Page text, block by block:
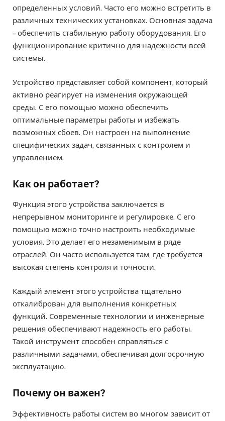
определенных условий. Часто его можно встретить в
различных технических установках. Основная задача
– обеспечить стабильную работу оборудования. Его
функционирование критично для надежности всей
системы.
Устройство представляет собой компонент, который
активно реагирует на изменения окружающей
среды. С его помощью можно обеспечить
оптимальные параметры работы и избежать
возможных сбоев. Он настроен на выполнение
специфических задач, связанных с контролем и
управлением.
Как он работает?
Функция этого устройства заключается в
непрерывном мониторинге и регулировке. С его
помощью можно точно настроить необходимые
условия. Это делает его незаменимым в ряде
отраслей. Он часто используется там, где требуется
высокая степень контроля и точности.
Каждый элемент этого устройства тщательно
откалиброван для выполнения конкретных
функций. Современные технологии и инженерные
решения обеспечивают надежность его работы.
Такой инструмент способен справляться с
различными задачами, обеспечивая долгосрочную
эксплуатацию.
Почему он важен?
Эффективность работы систем во многом зависит от